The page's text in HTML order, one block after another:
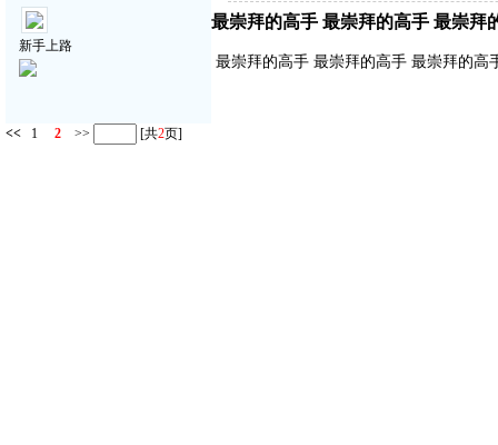
新手上路
最崇拜的高手 最崇拜的高手 最崇拜
最崇拜的高手 最崇拜的高手 最崇拜的高
<< 1 2 >> [共2页]